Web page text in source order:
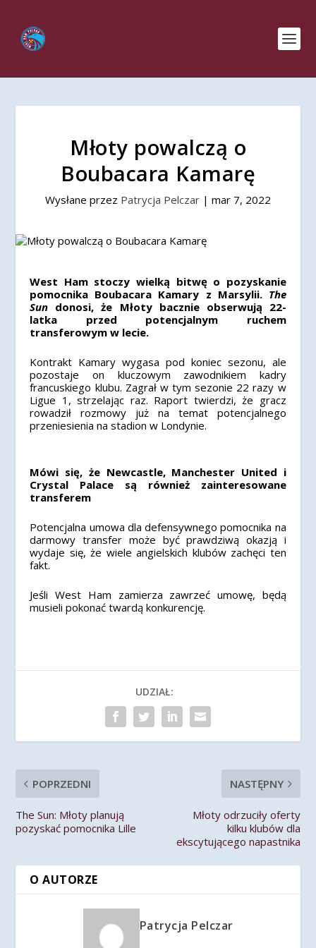
Młoty powalczą o
Boubacara Kamarę
Wysłane przez Patrycja Pelczar | mar 7, 2022
West Ham stoczy wielką bitwę o pozyskanie
pomocnika Boubacara Kamary z Marsylii. The
Sun donosi, że Młoty bacznie obserwują 22-
latka przed potencjalnym ruchem
transferowym w lecie.
Kontrakt Kamary wygasa pod koniec sezonu, ale
pozostaje on kluczowym zawodnikiem kadry
francuskiego klubu. Zagrał w tym sezonie 22 razy w
Ligue 1, strzelając raz. Raport twierdzi, że gracz
rowadził rozmowy już na temat potencjalnego
przeniesienia na stadion w Londynie.
Mówi się, że Newcastle, Manchester United i
Crystal Palace są również zainteresowane
transferem
Potencjalna umowa dla defensywnego pomocnika na
darmowy transfer może być prawdziwą okazją i
wydaje się, że wiele angielskich klubów zachęci ten
fakt.
Jeśli West Ham zamierza zawrzeć umowę, będą
musieli pokonać twardą konkurencję.
UDZIAŁ:
POPRZEDNI
The Sun: Młoty planują
pozyskać pomocnika Lille
NASTĘPNY
Młoty odrzuciły oferty
kilku klubów dla
ekscytującego napastnika
O AUTORZE
Patrycja Pelczar